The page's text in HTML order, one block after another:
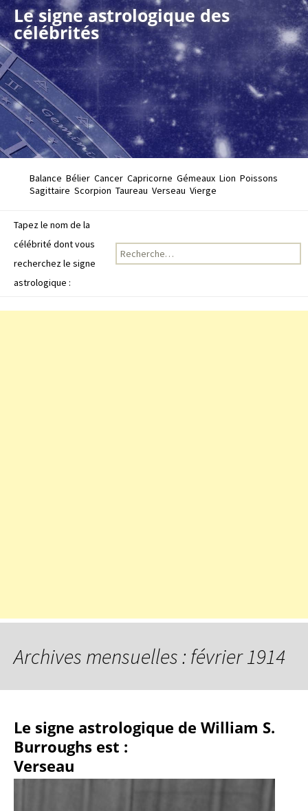
Le signe astrologique des
célébrités
Balance Bélier Cancer Capricorne Gémeaux Lion Poissons
Sagittaire Scorpion Taureau Verseau Vierge
Tapez le nom de la
célébrité dont vous
recherchez le signe
astrologique :
Recherche pour :
Archives mensuelles : février 1914
Le signe astrologique de William S.
Burroughs est :
Verseau